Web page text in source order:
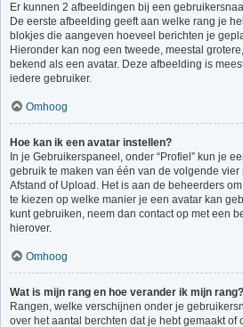
Er kunnen 2 afbeeldingen bij een
De eerste afbeelding geeft aan welke rang je
blokjes die aangeven hoeveel berichten je
Hieronder kan nog een tweede, meestal
bekend als een avatar. Deze afbeelding is
iedere gebruiker.
Omhoog
Hoe kan ik een avatar instellen?
In je Gebruikerspaneel, onder “Profiel” kun je
gebruik te maken van één van de volgende vier
Afstand of Upload. Het is aan de beheerders
te kiezen op welke manier je een avatar kan
kunt gebruiken, neem dan contact op met een
hierover.
Omhoog
Wat is mijn rang en hoe verander ik mijn rang?
Rangen, welke verschijnen onder je
over het aantal berchten dat je hebt gemaakt of